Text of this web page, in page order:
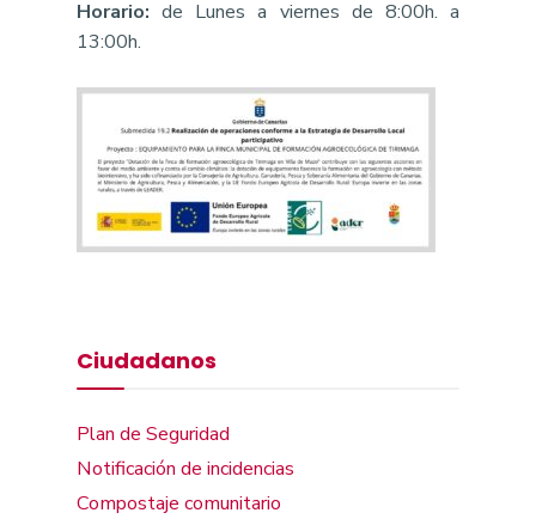
Horario: de Lunes a viernes de 8:00h. a
13:00h.
Ciudadanos
Plan de Seguridad
Notificación de incidencias
Compostaje comunitario